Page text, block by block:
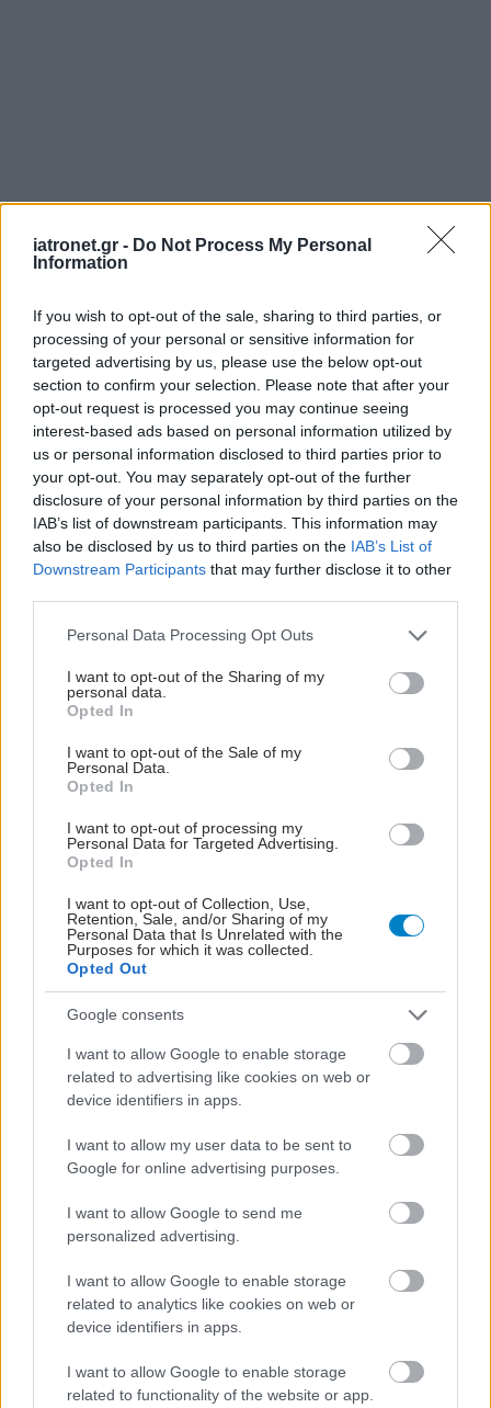
iatronet.gr - Do Not Process My Personal
Information
If you wish to opt-out of the sale, sharing to third parties, or
processing of your personal or sensitive information for
targeted advertising by us, please use the below opt-out
section to confirm your selection. Please note that after your
opt-out request is processed you may continue seeing
interest-based ads based on personal information utilized by
us or personal information disclosed to third parties prior to
your opt-out. You may separately opt-out of the further
disclosure of your personal information by third parties on the
IAB’s list of downstream participants. This information may
also be disclosed by us to third parties on the IAB’s List of
Downstream Participants that may further disclose it to other
Please note that this website/app uses one or more Google
not limited to your visit or usage behaviour. You may click to
grant or deny consent to Google and its third-party tags to
use your data for below specified purposes in below Google
consent section.
Personal Data Processing Opt Outs
I want to opt-out of the Sharing of my
personal data.
Opted In
I want to opt-out of the Sale of my
Personal Data.
Opted In
I want to opt-out of processing my
Personal Data for Targeted Advertising.
Opted In
I want to opt-out of Collection, Use,
Retention, Sale, and/or Sharing of my
Personal Data that Is Unrelated with the
Purposes for which it was collected.
Opted Out
Google consents
I want to allow Google to enable storage
related to advertising like cookies on web or
device identifiers in apps.
I want to allow my user data to be sent to
Google for online advertising purposes.
I want to allow Google to send me
personalized advertising.
I want to allow Google to enable storage
related to analytics like cookies on web or
device identifiers in apps.
I want to allow Google to enable storage
related to functionality of the website or app.
ΜΠΕΙΤΕ ΣΤΗ ΣΥΖΗΤΗΣΗ
Loading...
Προσθήκη Σχολίου
ΣΗΜΕΡΑ ΣΤΟ IATRONET.GR